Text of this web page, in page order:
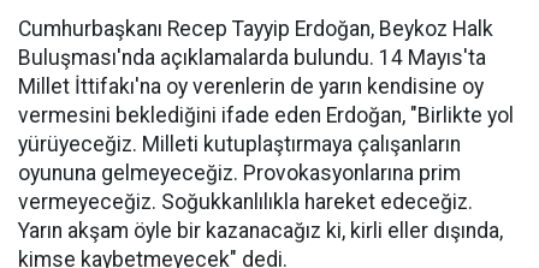
Cumhurbaşkanı Recep Tayyip Erdoğan, Beykoz Halk
Buluşması'nda açıklamalarda bulundu. 14 Mayıs'ta
Millet İttifakı'na oy verenlerin de yarın kendisine oy
vermesini beklediğini ifade eden Erdoğan, "Birlikte yol
yürüyeceğiz. Milleti kutuplaştırmaya çalışanların
oyununa gelmeyeceğiz. Provokasyonlarına prim
vermeyeceğiz. Soğukkanlılıkla hareket edeceğiz.
Yarın akşam öyle bir kazanacağız ki, kirli eller dışında,
kimse kaybetmeyecek" dedi.